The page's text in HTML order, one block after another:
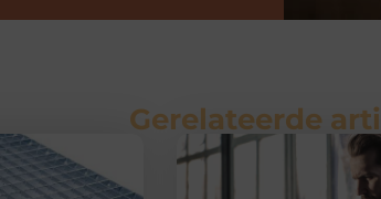
Gerelateerde